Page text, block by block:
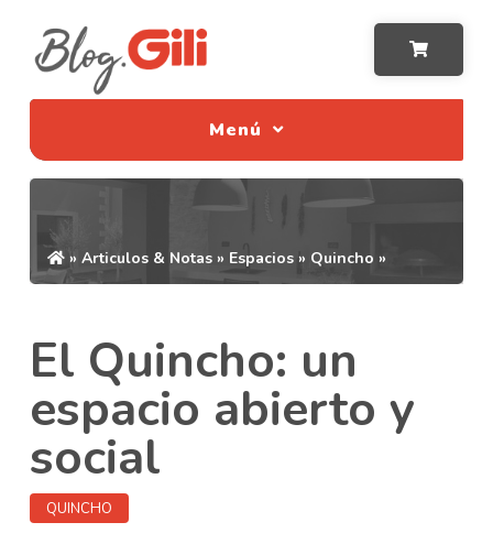
Menú
»Articulos & Notas » Espacios » Quincho »
El Quincho: un
espacio abierto y
social
QUINCHO